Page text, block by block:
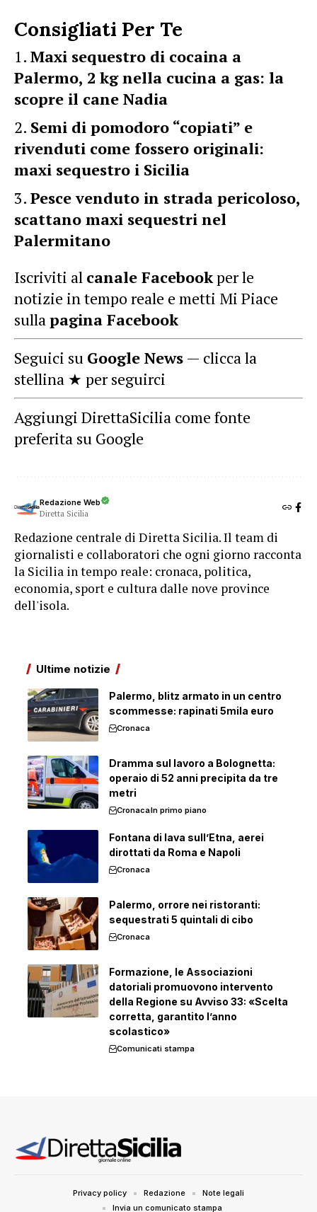
Consigliati Per Te
Maxi sequestro di cocaina a
Palermo, 2 kg nella cucina a gas: la
scopre il cane Nadia
Semi di pomodoro “copiati” e
rivenduti come fossero originali:
maxi sequestro i Sicilia
Pesce venduto in strada pericoloso,
scattano maxi sequestri nel
Palermitano
Iscriviti al canale Facebookper le
notizie in tempo reale e metti Mi Piace
sullapagina Facebook
Seguici su Google News — clicca la
stellina ★ per seguirci
Aggiungi DirettaSicilia come fonte
preferita su Google
Redazione Web
Diretta Sicilia
Redazione centrale di Diretta Sicilia. Il team di
giornalisti e collaboratori che ogni giorno racconta
la Sicilia in tempo reale: cronaca, politica,
economia, sport e cultura dalle nove province
dell'isola.
Ultime notizie
Palermo, blitz armato in un centro
scommesse: rapinati 5mila euro
Cronaca
Dramma sul lavoro a Bolognetta:
operaio di 52 anni precipita da tre
metri
CronacaIn primo piano
Fontana di lava sull’Etna, aerei
dirottati da Roma e Napoli
Cronaca
Palermo, orrore nei ristoranti:
sequestrati 5 quintali di cibo
Cronaca
Formazione, le Associazioni
datoriali promuovono intervento
della Regione su Avviso 33: «Scelta
corretta, garantito l’anno
scolastico»
Comunicati stampa
Privacy policy Redazione
Note legali
Invia un comunicato stampa